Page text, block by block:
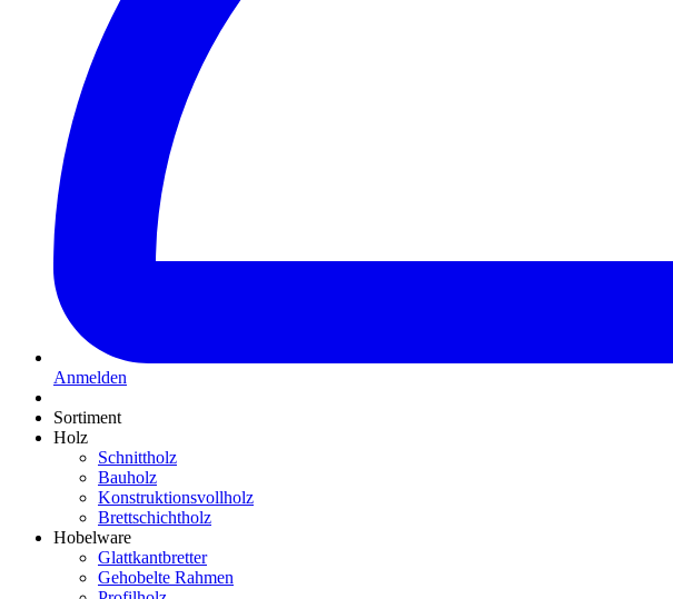
Anmelden
Sortiment
Holz
Schnittholz
Bauholz
Konstruktionsvollholz
Brettschichtholz
Hobelware
Glattkantbretter
Gehobelte Rahmen